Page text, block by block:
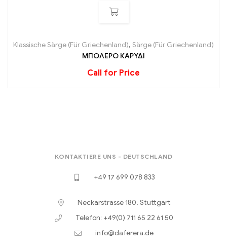
Klassische Särge (Für Griechenland), Särge (Für Griechenland)
ΜΠΟΛΕΡΟ ΚΑΡΥΔΙ
Call for Price
KONTAKTIERE UNS - DEUTSCHLAND
+49 17 699 078 833
Neckarstrasse 180, Stuttgart
Telefon: +49(0) 711 65 22 61 50
info@daferera.de